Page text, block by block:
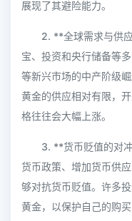
展现了其避险能力。
2. **全球需求与供
宝、投资和央行储备等
等新兴市场的中产阶级
黄金的供应相对有限，
格往往会大幅上涨。
3. **货币贬值的对
货币政策、增加货币供
够对抗货币贬值。许多
黄金，以保护自己的购买